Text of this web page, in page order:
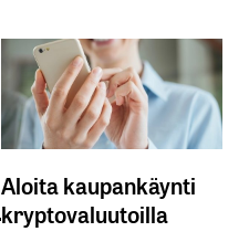
Aloita kaupankäynti
kryptovaluutoilla